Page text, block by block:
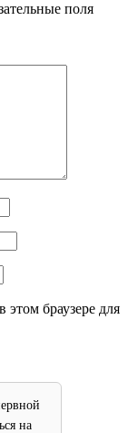
поля
этом браузере для
на